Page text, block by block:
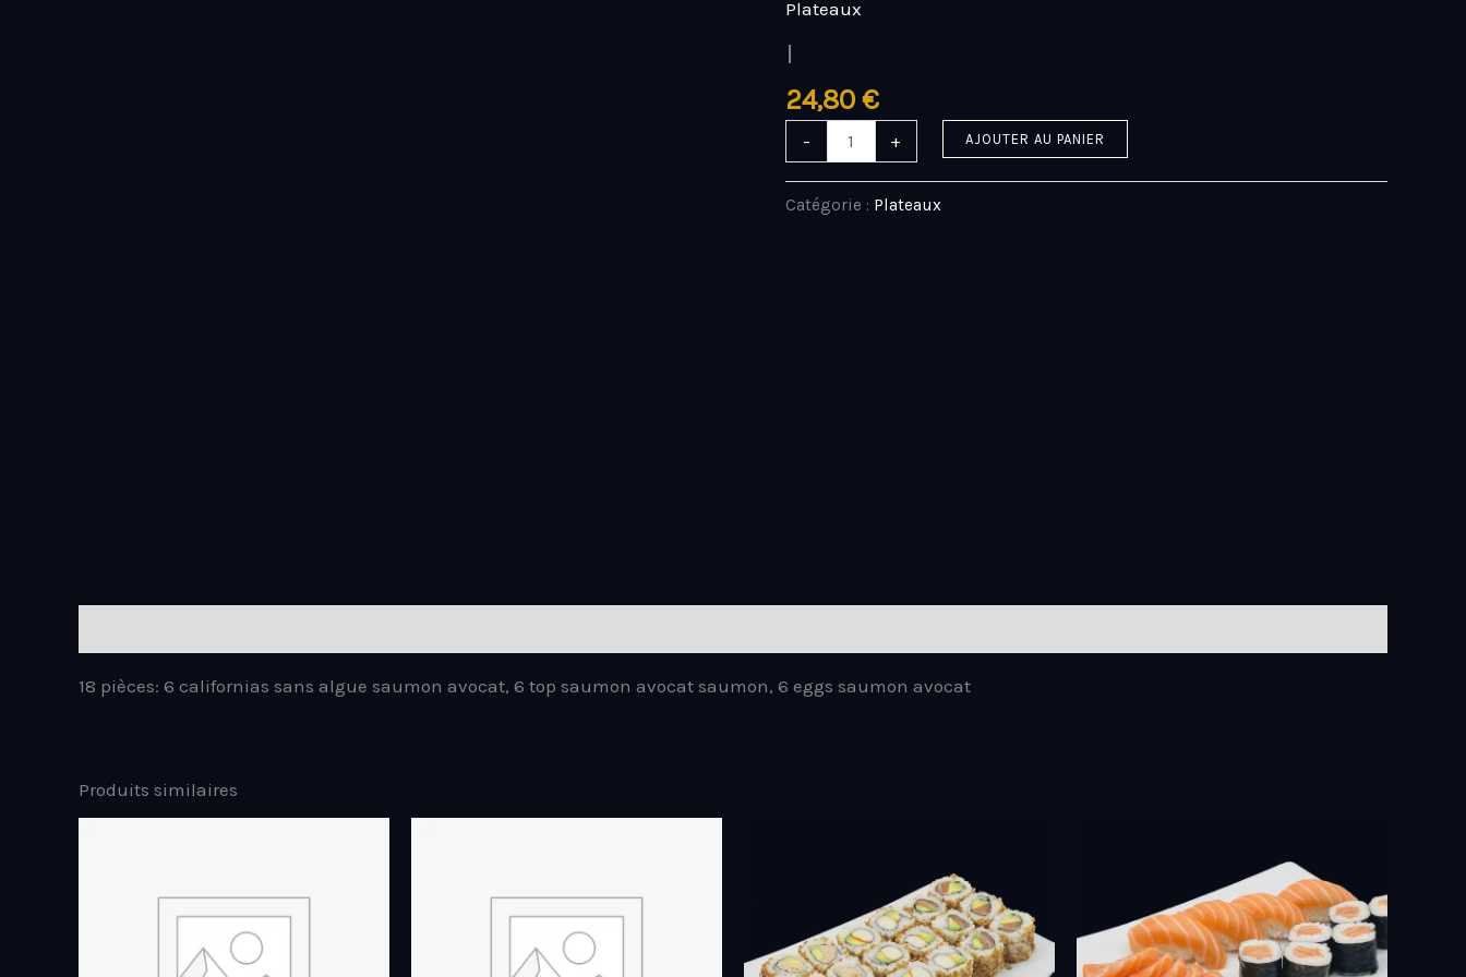
Plateaux
I
24,80 €
-
quantité
de
+ AJOUTER AU PANIER
Catégorie : Plateaux
18 pièces: 6 californias sans algue saumon avocat, 6 top saumon avocat saumon, 6 eggs saumon avocat
Produits similaires